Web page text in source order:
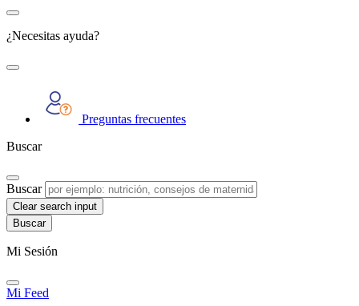
¿Necesitas ayuda?
Preguntas frecuentes
Buscar
Buscar
Clear search input
Mi Sesión
Mi Feed